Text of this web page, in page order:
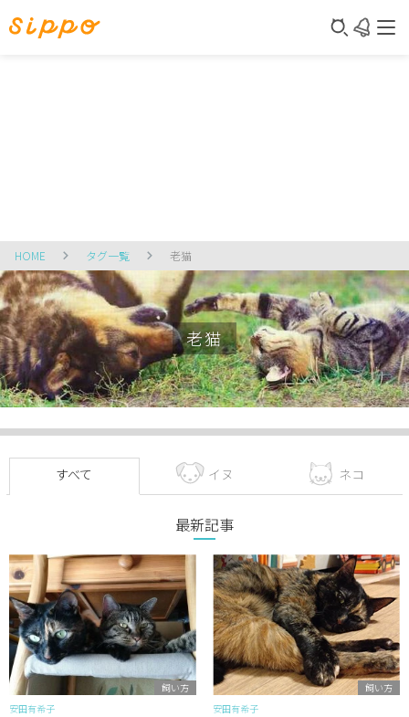
HOME タグ一覧 老猫
老猫
すべて イヌ ネコ
最新記事
飼い方
安田有希子
飼い方
安田有希子